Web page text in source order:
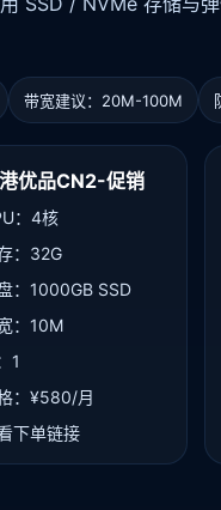
带宽建议：20M-100M
优品CN2-促销
：4核
：32G
：1000GB SSD
：10M
1
：¥580/月
下单链接